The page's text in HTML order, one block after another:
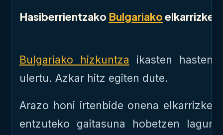
Hasiberrientzako Bulgariako
Bulgariako hizkuntza ikasten hasten
ulertu. Azkar hitz egiten dute.
Arazo honi irtenbide onena
entzuteko gaitasuna hobetzen